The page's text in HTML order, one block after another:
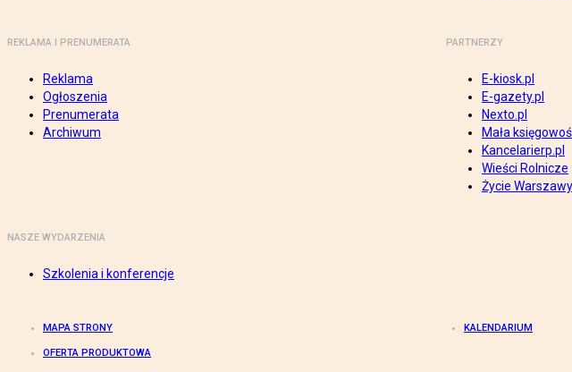
REKLAMA I PRENUMERATA
Reklama
Ogłoszenia
Prenumerata
Archiwum
PARTNERZY
E-kiosk.pl
E-gazety.pl
Nexto.pl
Mała
Kancelarierp.pl
Wieści Rolnicze
Życie Warszawy
NASZE WYDARZENIA
Szkolenia i konferencje
MAPA STRONY KALENDARIUM
OFERTA PRODUKTOWA